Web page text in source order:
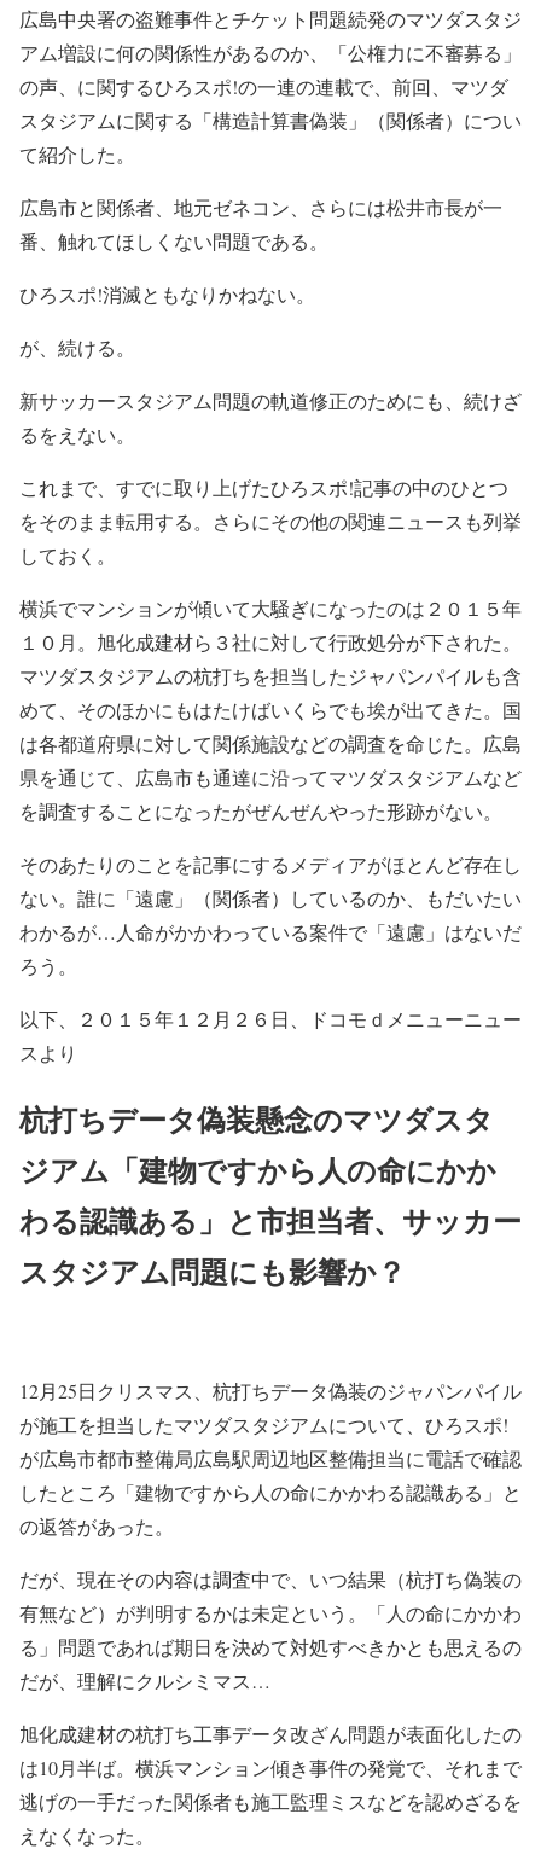
広島中央署の盗難事件とチケット問題続発のマツダスタジ
アム増設に何の関係性があるのか、「公権力に不審募る」
の声、に関するひろスポ!の一連の連載で、前回、マツダ
スタジアムに関する「構造計算書偽装」（関係者）につい
て紹介した。
広島市と関係者、地元ゼネコン、さらには松井市長が一
番、触れてほしくない問題である。
ひろスポ!消滅ともなりかねない。
が、続ける。
新サッカースタジアム問題の軌道修正のためにも、続けざ
るをえない。
これまで、すでに取り上げたひろスポ!記事の中のひとつ
をそのまま転用する。さらにその他の関連ニュースも列挙
しておく。
横浜でマンションが傾いて大騒ぎになったのは２０１５年
１０月。旭化成建材ら３社に対して行政処分が下された。
マツダスタジアムの杭打ちを担当したジャパンパイルも含
めて、そのほかにもはたけばいくらでも埃が出てきた。国
は各都道府県に対して関係施設などの調査を命じた。広島
県を通じて、広島市も通達に沿ってマツダスタジアムなど
を調査することになったがぜんぜんやった形跡がない。
そのあたりのことを記事にするメディアがほとんど存在し
ない。誰に「遠慮」（関係者）しているのか、もだいたい
わかるが…人命がかかわっている案件で「遠慮」はないだ
ろう。
以下、２０１５年１２月２６日、ドコモｄメニューニュー
スより
杭打ちデータ偽装懸念のマツダスタ
ジアム「建物ですから人の命にかか
わる認識ある」と市担当者、サッカー
スタジアム問題にも影響か？
12月25日クリスマス、杭打ちデータ偽装のジャパンパイル
が施工を担当したマツダスタジアムについて、ひろスポ!
が広島市都市整備局広島駅周辺地区整備担当に電話で確認
したところ「建物ですから人の命にかかわる認識ある」と
の返答があった。
だが、現在その内容は調査中で、いつ結果（杭打ち偽装の
有無など）が判明するかは未定という。「人の命にかかわ
る」問題であれば期日を決めて対処すべきかとも思えるの
だが、理解にクルシミマス…
旭化成建材の杭打ち工事データ改ざん問題が表面化したの
は10月半ば。横浜マンション傾き事件の発覚で、それまで
逃げの一手だった関係者も施工監理ミスなどを認めざるを
えなくなった。